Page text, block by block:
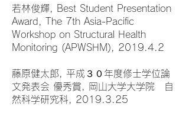
若林俊輝, Best Student Presentation
Award, The 7th Asia-Pacific
Workshop on Structural Health
Monitoring (APWSHM), 2019.4.2
藤原健太郎, 平成３０年度修士学位論
文発表会 優秀賞, 岡山大学大学院 自
然科学研究科, 2019.3.25